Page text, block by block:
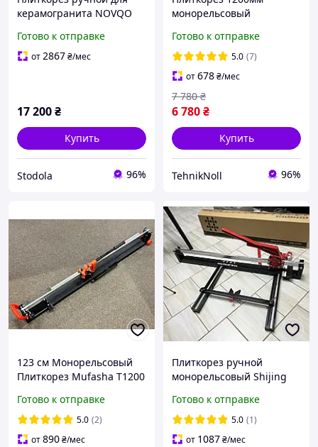
керамогранита NOVQO
мм Gen 2 (BM-120T)
Готово к отправке
от2867₴/мес
17 200₴
Купить
Stodola 96%
монорельсовый
HAISSER Industry ручной
плиткорез на
подшипниках
Готово к отправке
5.0 (7)
от678₴/мес
6 780₴
7 780 ₴
Купить
TehnikNoll 96%
123 см Монорельсовый
Плиткорез Mufasha T1200
Плавный ход, Боковые
упоры + Лазер (с
Фиксацией каретки)
Готово к отправке
5.0 (2)
от890₴/мес
Плиткорез ручной
монорельсовый Shijing
Готово к отправке
5.0 (1)
от 1087₴/мес